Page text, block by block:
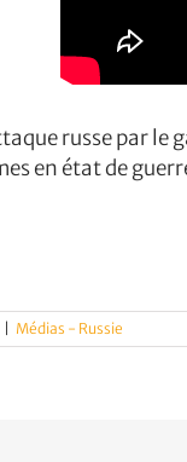
russe par le
en état de
Médias - Russie